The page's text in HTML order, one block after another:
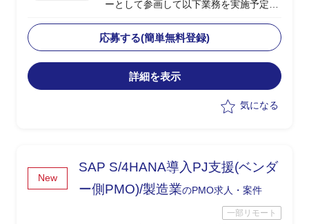
ーとして参画して以下業務を実施予定
確認・品質担保
-結合テスト～総合テストで発生する障
害の管理・進行統制
-障害管理台帳の運用/障害解消状況のト
-テスト品質基準の確認/品質面での顧客
応募する(簡単無料登録)
詳細を表示
気になる
New
SAP S/4HANA導入PJ支援(ベンダ
ー側PMO)/製造業のPMO求人・案件
一部リモート